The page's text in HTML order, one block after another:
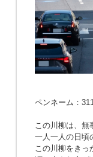
ペンネーム：
この川柳は、無
一人一人の日頃
この川柳をきっ